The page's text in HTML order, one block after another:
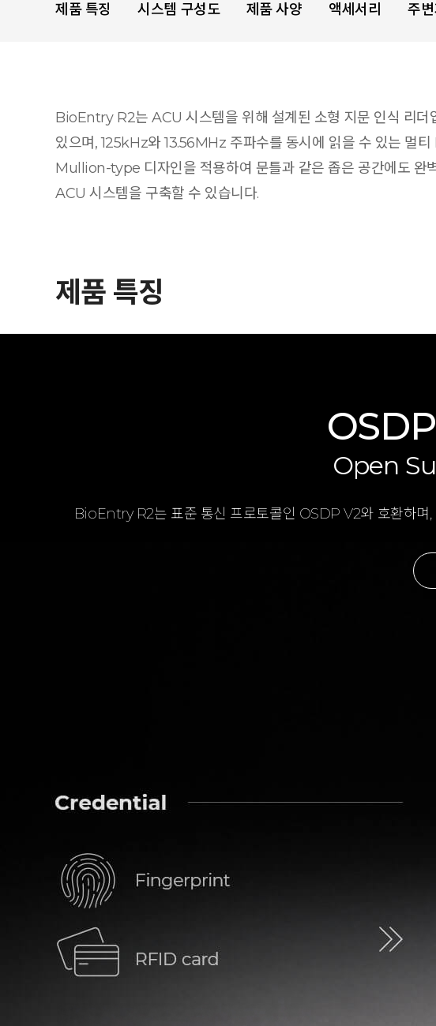
제품 특징 시스템 구성도 제품 사양 액세서리 주변
BioEntry R2는 ACU 시스템을 위해 설계된 소형 지문 인식 리더
있으며, 125kHz와 13.56MHz 주파수를 동시에 읽을 수 있는 멀
Mullion-type 디자인을 적용하여 문틀과 같은 좁은 공간에도 완
ACU 시스템을 구축할 수 있습니다.
제품 특징
Open
BioEntry R2는 표준 통신 프로토콜인 OSDP V2와 호환하